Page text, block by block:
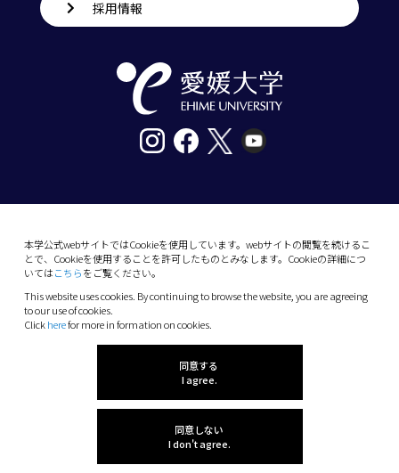
本学公式webサイトではCookieを使用しています。webサイトの閲覧を続けるこ
とで、Cookieを使用することを許可したものとみなします。Cookieの詳細につ
いてはこちらをご覧ください。
This website uses cookies. By continuing to browse the website, you are agreeing
to our use of cookies.
Clickherefor more in formation on cookies.
同意する
I agree.
同意しない
I don't agree.
採用情報
10-13 Dogo-Himata, Matsuyama, Ehime 790-
Phone: +81 89-927-9000
(C) 2026 Ehime University.